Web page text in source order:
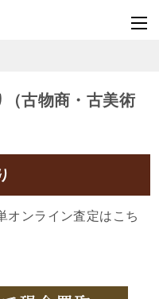
古物商・古美術
オンライン査定はこち